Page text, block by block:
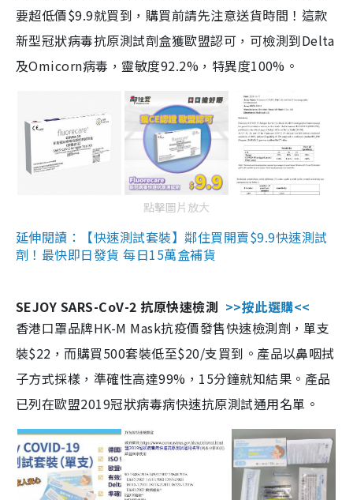
要超低價$9.9就買到，購買前請先注意送貨時間！這款
新型冠狀病毒抗原測試劑盒獲歐盟認可，可檢測到Delta
及Omicorn病毒，靈敏度92.2%，特異度100%。
點擊圖片放大
延伸閱讀：【快速測試套裝】鄰住買開賣$9.9快速測試
劑！最快即日發貨 每日15萬盒補貨
SEJOY SARS-CoV-2 抗原快速檢測 >>按此選購<<
香港口罩品牌HK-M Mask抗疫價發售快速檢測劑，單支
裝$22，而購買500套裝低至$20/支買到。產品以鼻咽拭
子方式採樣，準確性高達99%，15分鐘就知結果。產品
已列在歐盟2019冠狀病毒病快速抗原測試通用名單。